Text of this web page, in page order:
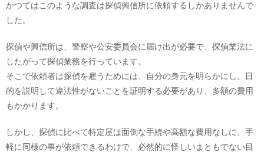
かつてはこのような調査は探偵興信所に依頼するしかありませんで
した。
探偵や興信所は、警察や公安委員会に届け出が必要で、探偵業法に
したがって探偵業務を行っています。
そこで依頼者は探偵を雇うためには、自分の身元を明らかにし、目
的を説明して違法性がないことを証明する必要があり、多額の費用
もかかります。
しかし、探偵に比べて特定屋は面倒な手続や高額な費用なしに、手
軽に同様の事が依頼できるわけで、必然的に怪しいまともでない目